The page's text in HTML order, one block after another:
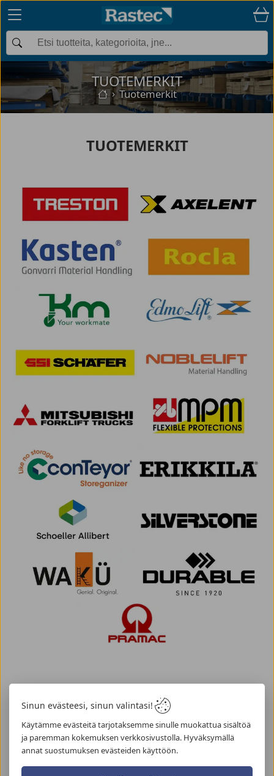
TUOTEMERKIT
Tuotemerkit
TUOTEMERKIT
KAIKKI TUOTEMERKIT A-Ö
Sinun evästeesi, sinun valintasi!
Käytämme evästeitä tarjotaksemme sinulle muokattua sisältöä
ja paremman kokemuksen verkkosivustolla. Hyväksymällä
annat suostumuksen evästeiden käyttöön.